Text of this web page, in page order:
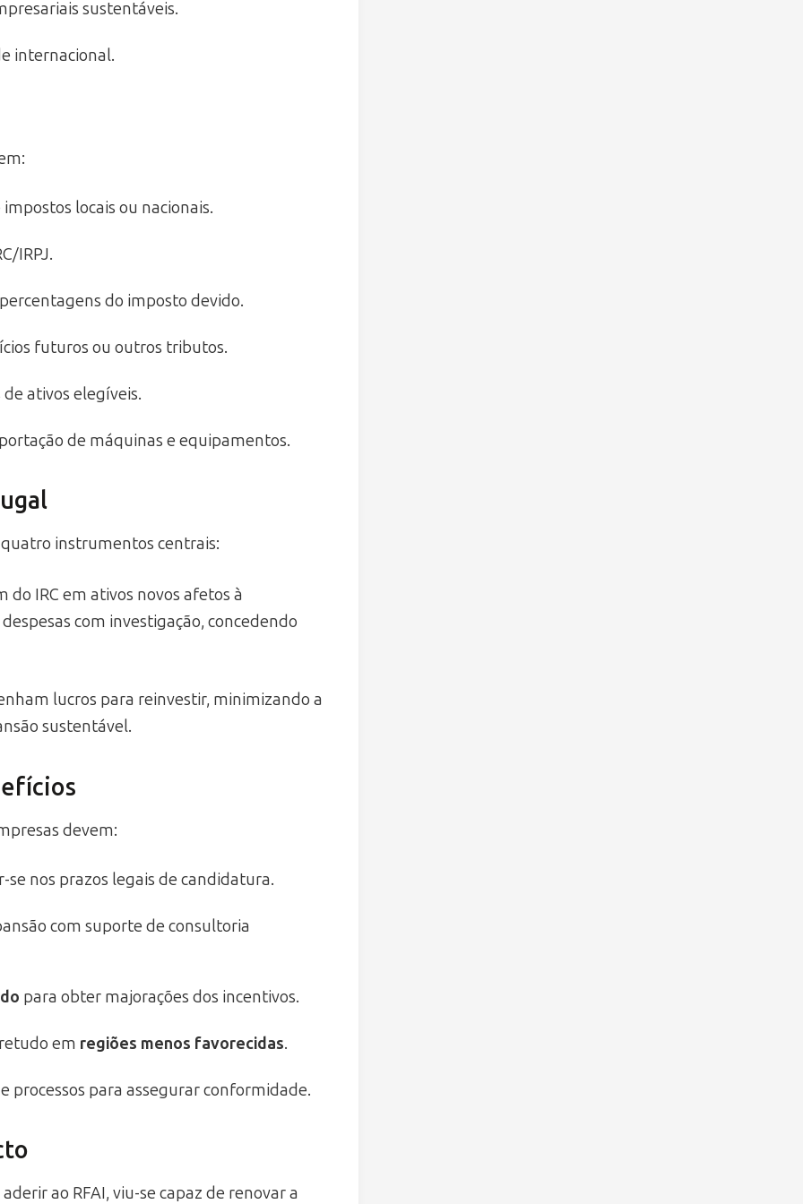
sustentáveis.
internacional.
locais ou nacionais.
IRPJ.
do imposto devido.
futuros ou outros tributos.
ativos elegíveis.
de máquinas e equipamentos.
instrumentos centrais:
IRC em ativos novos afetos à
com investigação, concedendo
lucros para reinvestir, minimizando a
sustentável.
devem:
nos prazos legais de candidatura.
com suporte de consultoria
para obter majorações dos incentivos.
em regiões menos favorecidas.
processos para assegurar conformidade.
ao RFAI, viu-se capaz de renovar a